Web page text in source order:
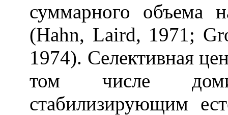
суммарного объема
(Hahn, Laird, 1971;
1974). Селективная
том числе
стабилизирующим